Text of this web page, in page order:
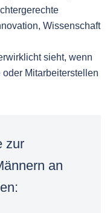
Wissenschaft
sieht, wenn
Mitarbeiterstellen
zur
an